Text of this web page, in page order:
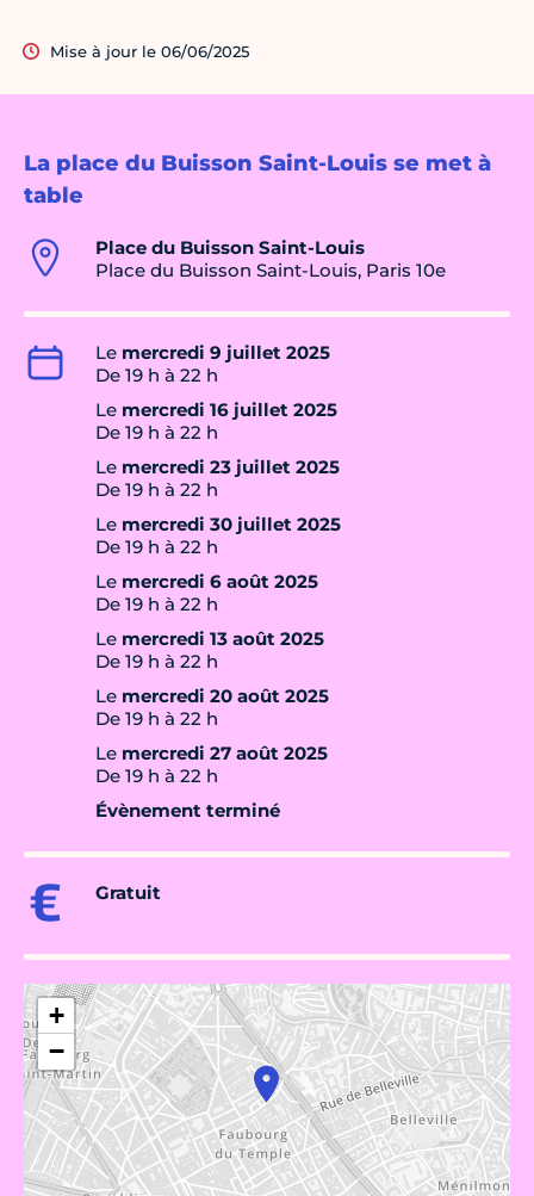
La place du Buisson Saint-Louis se met à
table
Place du Buisson Saint-Louis
Place du Buisson Saint-Louis, Paris 10e
Le mercredi 9 juillet 2025
De 19 h à 22 h
Le mercredi 16 juillet 2025
De 19 h à 22 h
Le mercredi 23 juillet 2025
De 19 h à 22 h
Le mercredi 30 juillet 2025
De 19 h à 22 h
Le mercredi 6 août 2025
De 19 h à 22 h
Le mercredi 13 août 2025
De 19 h à 22 h
Le mercredi 20 août 2025
De 19 h à 22 h
Le mercredi 27 août 2025
De 19 h à 22 h
Évènement terminé
Gratuit
+
−
Mise à jour le 06/06/2025